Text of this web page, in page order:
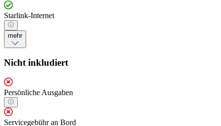
Starlink-Internet
mehr
Nicht inkludiert
Persönliche Ausgaben
Servicegebühr an Bord